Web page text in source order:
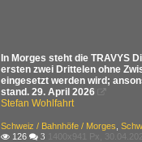
In Morges steht die TRAVYS
ersten zwei Drittelen ohne
eingesetzt werden wird;
stand. 29. April 2026

Stefan Wohlfahrt
Schweiz / Bahnhöfe / Morges
 126  3 1400x941 Px,